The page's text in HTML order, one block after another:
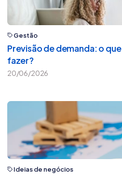
Gestão
Previsão de demanda: o
fazer?
20/06/2026
Ideias de negócios